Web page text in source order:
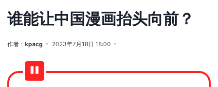
谁能让中国漫画抬头向前？
作者： kpacg 2023年7月18日 18:00